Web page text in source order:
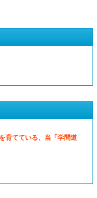
育てている、当「学問道